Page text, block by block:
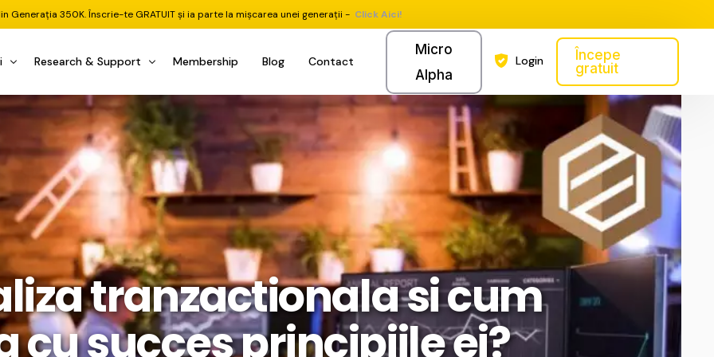
Generația 350K. Înscrie-te GRATUIT și ia parte la mișcarea unei generații - Click Aici!
Investițional
(DGI & DCF)
& Execuție
Pieței
ETF
Acțiuni
Dive Stocks
Check
Tracking
Mecanice
EA MT5
Research & Support
Pastila Financiară Premium
Risc sau Oportunitate
Q&A LIVE
Comunitate Premium
Chat & Suport Mentor
1 la 1 Mentor
Membership Blog Contact
Micro
Alpha
Login
Începe
gratuit
tranzactionala si cum
cu succes principiile ei?